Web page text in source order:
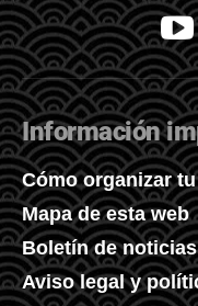
Información
Cómo organizar
Mapa de esta web
Boletín de noticias
Aviso legal y